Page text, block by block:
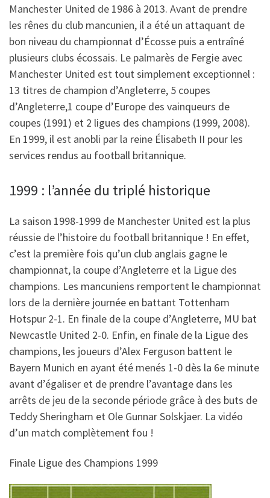
Manchester United de 1986 à 2013. Avant de prendre
les rênes du club mancunien, il a été un attaquant de
bon niveau du championnat d’Écosse puis a entraîné
plusieurs clubs écossais. Le palmarès de Fergie avec
Manchester United est tout simplement exceptionnel :
13 titres de champion d’Angleterre, 5 coupes
d’Angleterre,1 coupe d’Europe des vainqueurs de
coupes (1991) et 2 ligues des champions (1999, 2008).
En 1999, il est anobli par la reine Élisabeth II pour les
services rendus au football britannique.
1999 : l’année du triplé historique
La saison 1998-1999 de Manchester United est la plus
réussie de l’histoire du football britannique ! En effet,
c’est la première fois qu’un club anglais gagne le
championnat, la coupe d’Angleterre et la Ligue des
champions. Les mancuniens remportent le championnat
lors de la dernière journée en battant Tottenham
Hotspur 2-1. En finale de la coupe d’Angleterre, MU bat
Newcastle United 2-0. Enfin, en finale de la Ligue des
champions, les joueurs d’Alex Ferguson battent le
Bayern Munich en ayant été menés 1-0 dès la 6e minute
avant d’égaliser et de prendre l’avantage dans les
arrêts de jeu de la seconde période grâce à des buts de
Teddy Sheringham et Ole Gunnar Solskjaer. La vidéo
d’un match complètement fou !
Finale Ligue des Champions 1999